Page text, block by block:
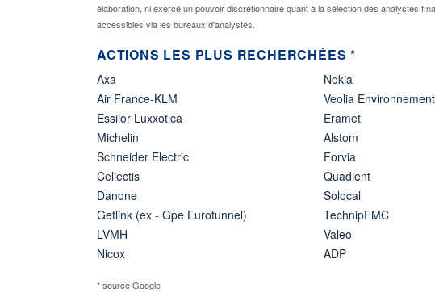
élaboration, ni exercé un pouvoir discrétionnaire quant à la sélection des analystes
accessibles via les bureaux d'analystes.
ACTIONS LES PLUS RECHERCHÉES *
Axa
Air France-KLM
Essilor Luxxotica
Michelin
Schneider Electric
Cellectis
Danone
Getlink (ex - Gpe Eurotunnel)
LVMH
Nicox
Nokia
Veolia Environnement
Eramet
Alstom
Forvia
Quadient
Solocal
TechnipFMC
Valeo
ADP
* source Google